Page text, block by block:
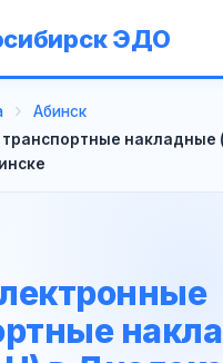
ЭДО
Абинск
накладные